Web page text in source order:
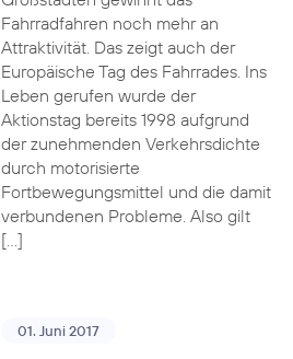
Fahrradfahren noch mehr an
Attraktivität. Das zeigt auch der
Europäische Tag des Fahrrades. Ins
Leben gerufen wurde der
Aktionstag bereits 1998 aufgrund
der zunehmenden Verkehrsdichte
durch motorisierte
Fortbewegungsmittel und die damit
verbundenen Probleme. Also gilt
[…]
01. Juni 2017